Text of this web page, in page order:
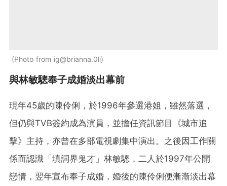
Photo from ig@brianna.0li
與林敏驄奉子成婚淡出幕前
現年45歲的陳伶俐，於1996年參選港姐，雖然落選，
但仍與TVB簽約成為演員，並擔任資訊節目《城市追
擊》主持，亦曾在多部電視劇集中演出。之後因工作關
係而認識「填詞界鬼才」林敏驄，二人於1997年公開
戀情，翌年宣布奉子成婚，婚後的陳伶俐便漸漸淡出幕